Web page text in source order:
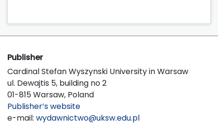
Publisher
Cardinal Stefan Wyszynski University in Warsaw
ul. Dewajtis 5, building no 2
01-815 Warsaw, Poland
Publisher’s website
e-mail: wydawnictwo@uksw.edu.pl